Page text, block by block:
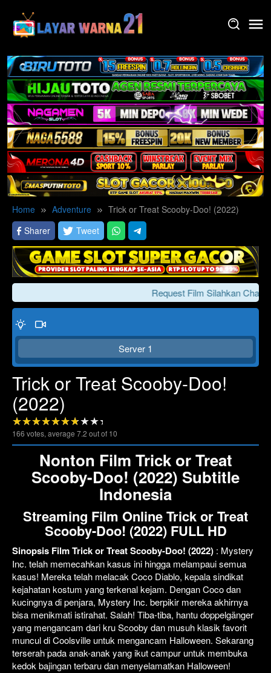
content
Home Adventure
Trick or Treat Scooby-Doo! (2022)
Sharer
Tweet
Request Film Silahkan Chat
Server 1
Trick or Treat Scooby-Doo!
(2022)
166 votes, average 7.2 out of 10
Nonton Film Trick or Treat
Scooby-Doo! (2022) Subtitle
Indonesia
Streaming Film Online Trick or Treat
Scooby-Doo! (2022) FULL HD
Sinopsis Film Trick or Treat Scooby-Doo! (2022) : Mystery
Inc. telah memecahkan kasus ini hingga melampaui semua
kasus! Mereka telah melacak Coco Diablo, kepala sindikat
kejahatan kostum yang terkenal kejam. Dengan Coco dan
kucingnya di penjara, Mystery Inc. berpikir mereka akhirnya
bisa menikmati istirahat. Salah! Tiba-tiba, hantu doppelgänger
yang mengancam dari kru Scooby dan musuh klasik favorit
muncul di Coolsville untuk mengancam Halloween. Sekarang
terserah pada anak-anak yang ikut campur untuk membuka
kedok bajingan terbaru dan menyelamatkan Halloween!